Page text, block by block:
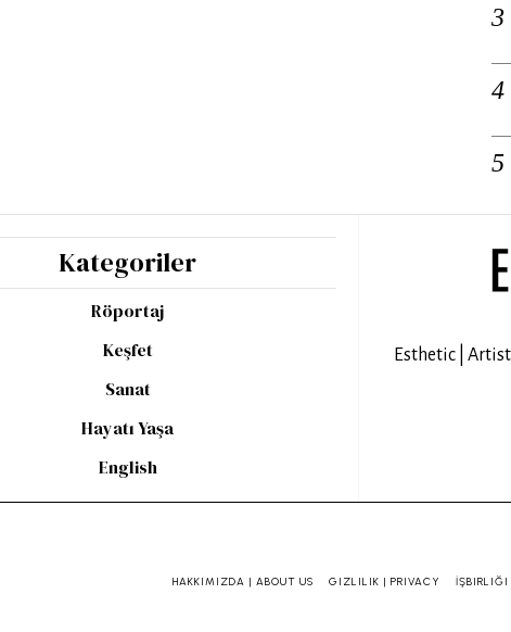
Kategoriler
Röportaj
Keşfet
Sanat
Hayatı Yaşa
English
Esthetic |
HAKKIMIZDA | ABOUT US GIZLILIK | PRIVACY İŞBIRLIĞI